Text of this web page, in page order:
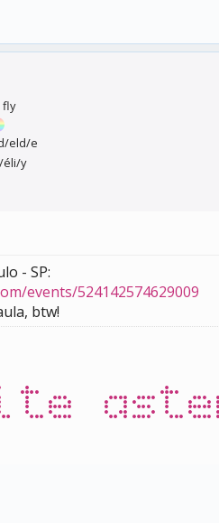
fly
eld/e
éli/y
- SP:
events/524142574629009
btw!